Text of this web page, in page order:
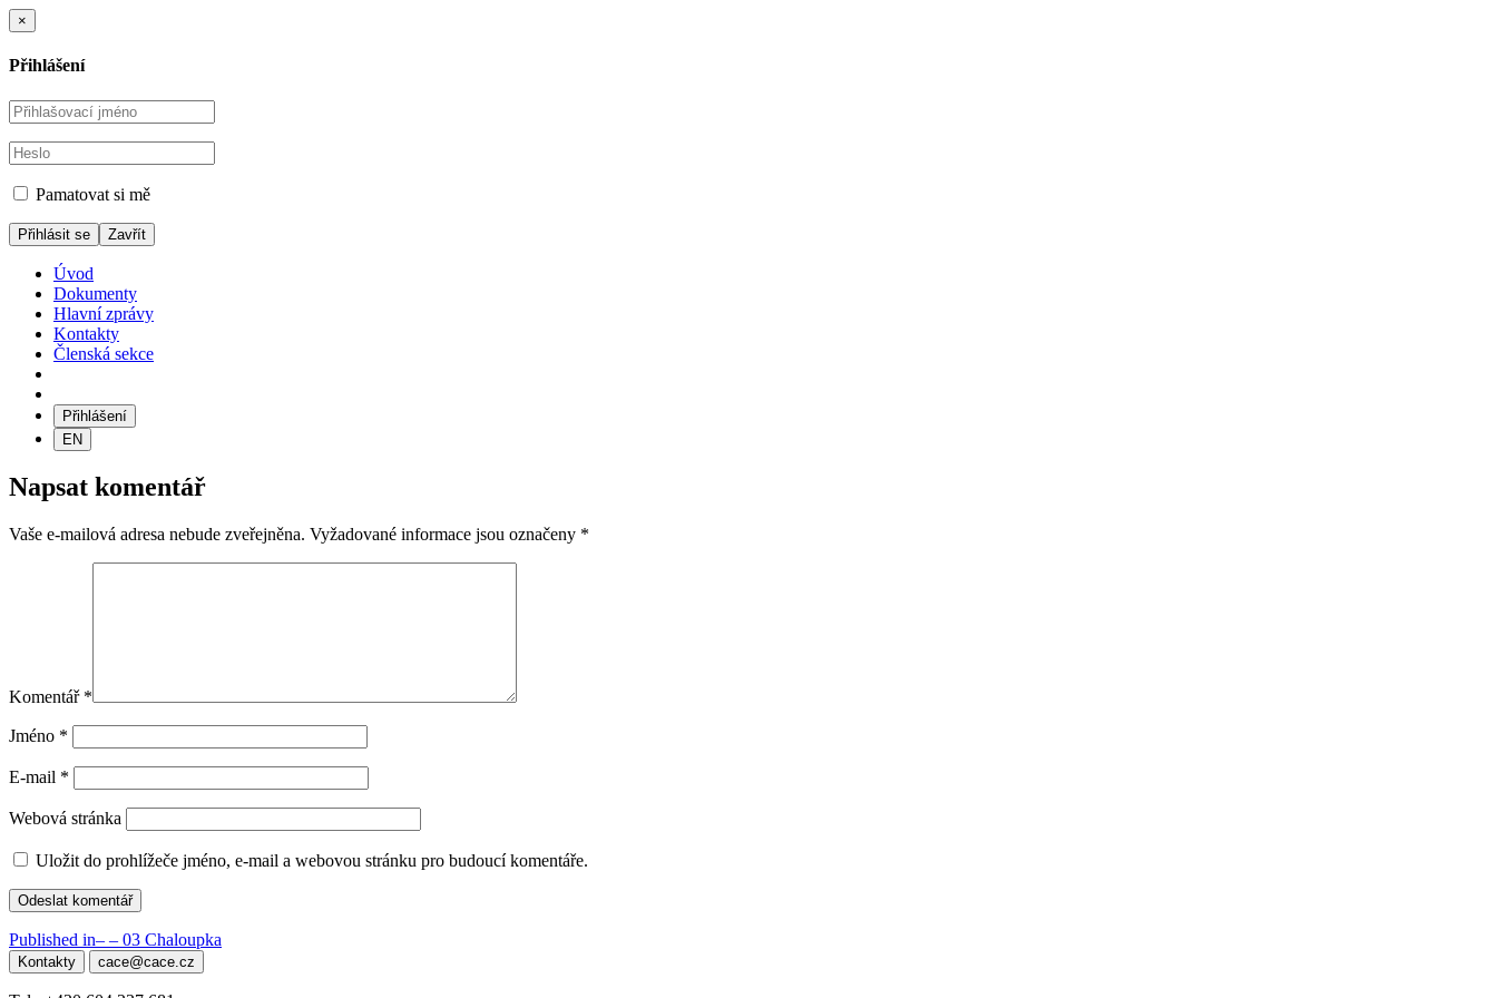
×
Přihlášení
Pamatovat si mě
Zavřít
Úvod
Dokumenty
Hlavní zprávy
Kontakty
Členská sekce
Přihlášení
EN
Napsat komentář
Vaše e-mailová adresa nebude zveřejněna. Vyžadované informace jsou označeny *
Komentář *
Jméno *
E-mail *
Webová stránka
Uložit do prohlížeče jméno, e-mail a webovou stránku pro budoucí komentáře.
Navigace
pro
Published in– – 03 Chaloupka
Kontakty cace@cace.cz